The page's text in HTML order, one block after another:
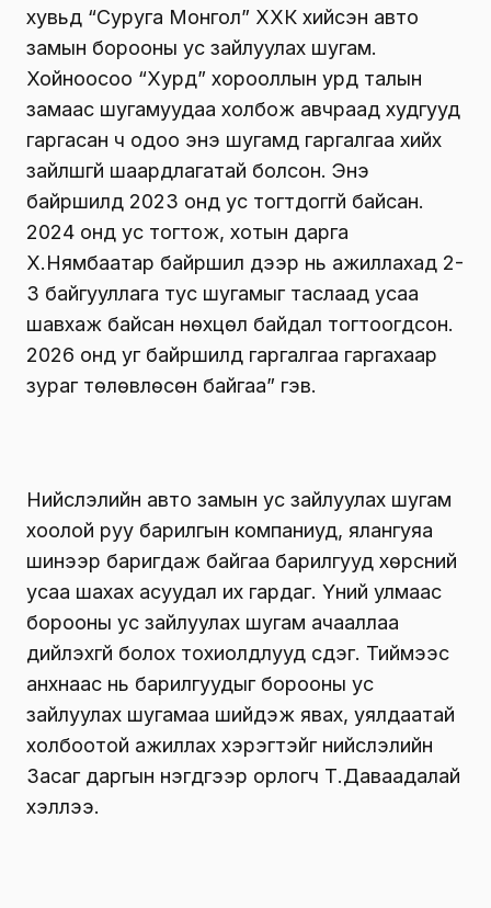
хувьд “Суруга Монгол” ХХК хийсэн авто
замын борооны ус зайлуулах шугам.
Хойноосоо “Хурд” хорооллын урд талын
замаас шугамуудаа холбож авчраад худгууд
гаргасан ч одоо энэ шугамд гаргалгаа хийх
зайлшгүй шаардлагатай болсон. Энэ
байршилд 2023 онд ус тогтдоггүй байсан.
2024 онд ус тогтож, хотын дарга
Х.Нямбаатар байршил дээр нь ажиллахад 2-
3 байгууллага тус шугамыг таслаад усаа
шавхаж байсан нөхцөл байдал тогтоогдсон.
2026 онд уг байршилд гаргалгаа гаргахаар
зураг төлөвлөсөн байгаа” гэв.
Нийслэлийн авто замын ус зайлуулах шугам
хоолой руу барилгын компаниуд, ялангуяа
шинээр баригдаж байгаа барилгууд хөрсний
усаа шахах асуудал их гардаг. Үүний улмаас
борооны ус зайлуулах шугам ачааллаа
дийлэхгүй болох тохиолдлууд үүсдэг. Тиймээс
анхнаас нь барилгуудыг борооны ус
зайлуулах шугамаа шийдэж явах, уялдаатай
холбоотой ажиллах хэрэгтэйг нийслэлийн
Засаг даргын нэгдүгээр орлогч Т.Даваадалай
хэллээ.